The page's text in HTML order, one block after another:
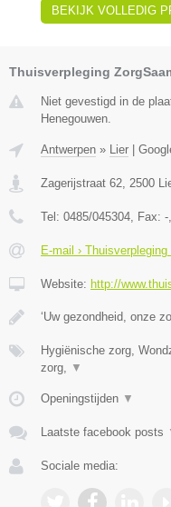
BEKIJK VOLLEDIG
Thuisverpleging
Niet gevestigd in de
Henegouwen.
Antwerpen » Lier
Zagerijstraat 62, 2500
Tel: 0485/045304, Fax: -
E-mail ›
Website: http://
‘Uw gezondheid, onze
Hygiënische zorg,
zorg, ▼
Openingstijden ▼
Laatste facebook posts
Sociale media: